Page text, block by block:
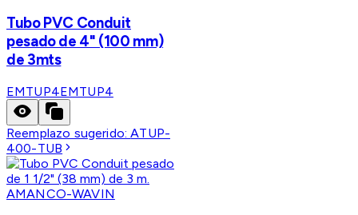
Tubo PVC Conduit
pesado de 4" (100 mm)
de 3mts
EMTUP4EMTUP4
Reemplazo sugerido:ATUP-
400-TUB
AMANCO-WAVIN